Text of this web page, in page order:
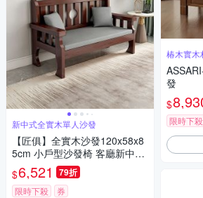
新中式全實木單人沙發
【匠俱】全實木沙發120x58x8
5cm 小戶型沙發椅 客廳新中式
沙發 出租屋小沙發 簡約現代休
閒椅
$6,521 79折
限時下殺 券
椿木實木
發
$
限時下殺